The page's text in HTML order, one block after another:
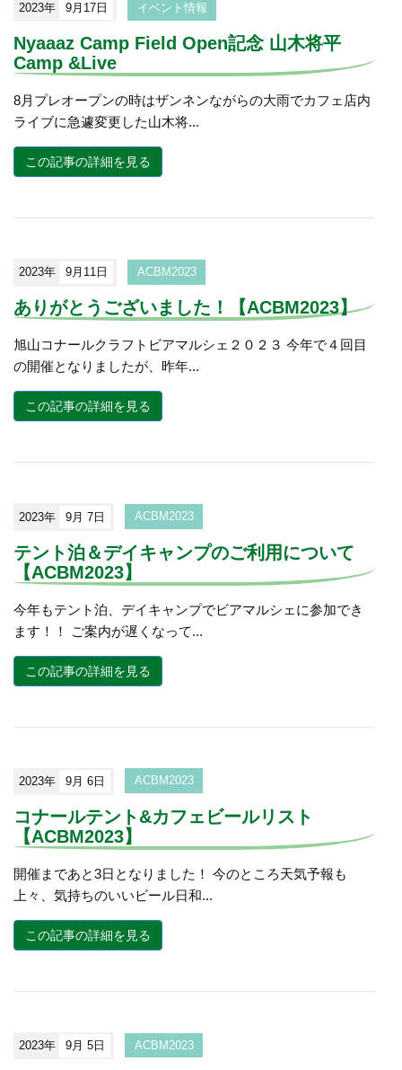
2023年 9月17日 イベント情報
Nyaaaz Camp Field Open記念 山木将平
Camp &Live
8月プレオープンの時はザンネンながらの大雨でカフェ店内
ライブに急遽変更した山木将...
この記事の詳細を見る
2023年 9月11日 ACBM2023
ありがとうございました！【ACBM2023】
旭山コナールクラフトビアマルシェ２０２３ 今年で４回目
の開催となりましたが、昨年...
この記事の詳細を見る
2023年 9月 7日 ACBM2023
テント泊＆デイキャンプのご利用について
【ACBM2023】
今年もテント泊、デイキャンプでビアマルシェに参加でき
ます！！ ご案内が遅くなって...
この記事の詳細を見る
2023年 9月 6日 ACBM2023
コナールテント&カフェビールリスト
【ACBM2023】
開催まであと3日となりました！ 今のところ天気予報も
上々、気持ちのいいビール日和...
この記事の詳細を見る
2023年 9月 5日 ACBM2023